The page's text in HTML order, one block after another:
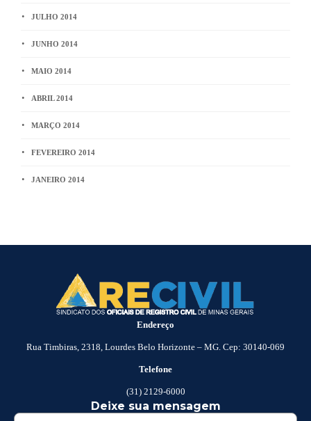
JULHO 2014
JUNHO 2014
MAIO 2014
ABRIL 2014
MARÇO 2014
FEVEREIRO 2014
JANEIRO 2014
Endereço
Rua Timbiras, 2318, Lourdes Belo Horizonte – MG. Cep: 30140-069
Telefone
(31) 2129-6000
Deixe sua mensagem